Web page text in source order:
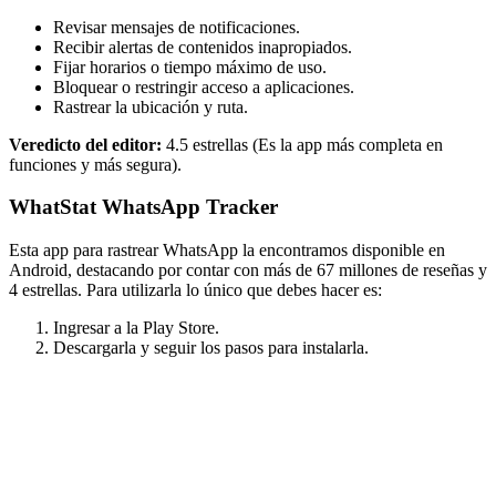
Revisar mensajes de notificaciones.
Recibir alertas de contenidos inapropiados.
Fijar horarios o tiempo máximo de uso.
Bloquear o restringir acceso a aplicaciones.
Rastrear la ubicación y ruta.
Veredicto del editor: 4.5 estrellas (Es la app más completa en
funciones y más segura).
WhatStat WhatsApp Tracker
Esta app para rastrear WhatsApp la encontramos disponible en
Android, destacando por contar con más de 67 millones de reseñas y
4 estrellas. Para utilizarla lo único que debes hacer es:
Ingresar a la Play Store.
Descargarla y seguir los pasos para instalarla.